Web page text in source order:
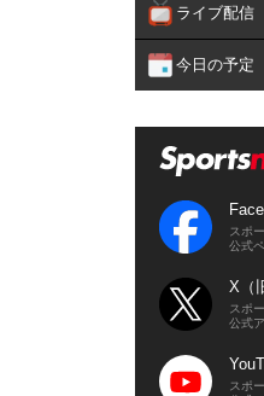
ライブ配信
今日の予定
スポ
公式
X（
スポ
公式
スポ